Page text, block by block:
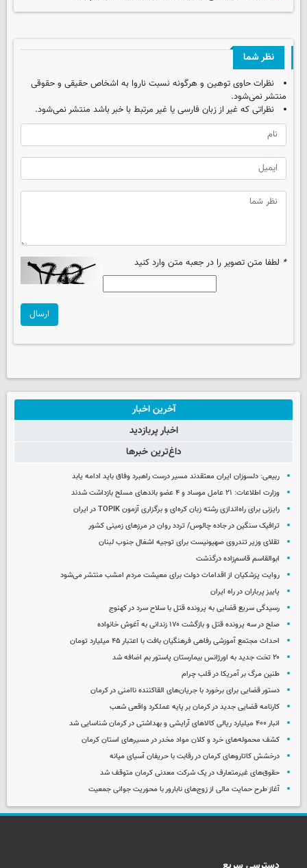
نظر شما
نظرات حاوی توهین و هرگونه نسبت ناروا به اشخاص حقیقی و حقوقی
منتشر نمی‌شود.
نظراتی که غیر از زبان فارسی یا غیر مرتبط با خبر باشد منتشر نمی‌شود.
* لطفا متن تصویر را در جعبه متن وارد کنید
ارسال
آخرین اخبار
اخبار پربازدید
داغ‌ترین خبرها
ربیعی: دلسوزان ایران معتقدند مسیر درست راهبرد وفاق باید ادامه یابد
وزارت اطلاعات: ۲۱ عامل موساد و ۴ عضو باندهای مسلح بازداشت شدند
رایزنی برای راه‌اندازی رشته زبان کره‌ای و برگزاری آزمون TOPIK در ایران
ترافیک سنگین در جاده چالوس/ تردد روان در مرزهای زمینی کشور
تقلای وزیر تندروی صهیونیست برای توجیه اشغال جنوب لبنان
ابوالقاسم قاسم‌زاده درگذشت
روایت پزشکیان از اقدامات دولت برای معیشت مردم امشب منتشر می‌شود
پاییز پرباران در راه ایران
رسیدگی سریع قضایی به پرونده قتل با سلاح سرد در کهنوج
صلح در سه پرونده قتل و بازگشت ۱۷۰ زندانی به آغوش خانواده
احداث مجتمع آموزشی رفاهی فرهنگیان بافت با اعتبار ۴۵ میلیارد تومان
۲۰ تخت جدید به اورژانس بیمارستان پاستور بم اضافه شد
طنین مرگ بر آمریکا در قلب چرام
دستور قضایی برای برخورد با جریان‌های القاکننده ناامنی در کرمان
کارنامه قضایی جدید در کرمان بر پایه عملکرد واقعی شعب
انبار ۴۰۰ میلیارد ریالی کالاهای آرایشی و بهداشتی در کرمان شناسایی شد
کشف محموله‌های خرد و کلان مواد مخدر در مسیرهای استان کرمان
درخشش کاتاروهای کرمان در رقابت با حریفان آسیای میانه
حقوق‌های غیرمتعارف در یک شرکت معدنی کرمان متوقف شد
آغاز طرح حمایت مالی از زوج‌های نابارور با محوریت جوانی جمعیت